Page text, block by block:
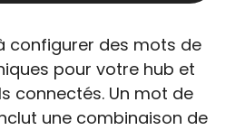
configurer des mots de
pour votre hub et
connectés. Un mot de
une combinaison de